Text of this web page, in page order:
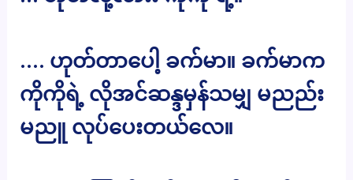
…. ဟုတ်တာပေါ့ ခက်မာ။ ခက်မာက
ကိုကိုရဲ့ လိုအင်ဆန္ဒမှန်သမျှ မညည်း
မညူ လုပ်ပေးတယ်လေ။